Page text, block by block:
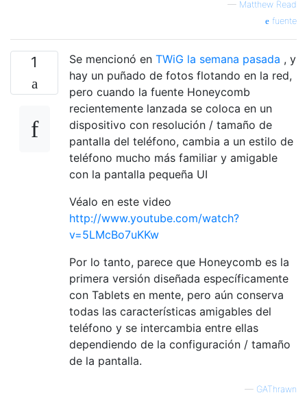
— Matthew Read
fuente
1 Se mencionó en TWiG la semana pasada , y
hay un puñado de fotos flotando en la red,
pero cuando la fuente Honeycomb
recientemente lanzada se coloca en un
dispositivo con resolución / tamaño de
pantalla del teléfono, cambia a un estilo de
teléfono mucho más familiar y amigable
con la pantalla pequeña UI
Véalo en este video
http://www.youtube.com/watch?
v=5LMcBo7uKKw
Por lo tanto, parece que Honeycomb es la
primera versión diseñada específicamente
con Tablets en mente, pero aún conserva
todas las características amigables del
teléfono y se intercambia entre ellas
dependiendo de la configuración / tamaño
de la pantalla.
— GAThrawn